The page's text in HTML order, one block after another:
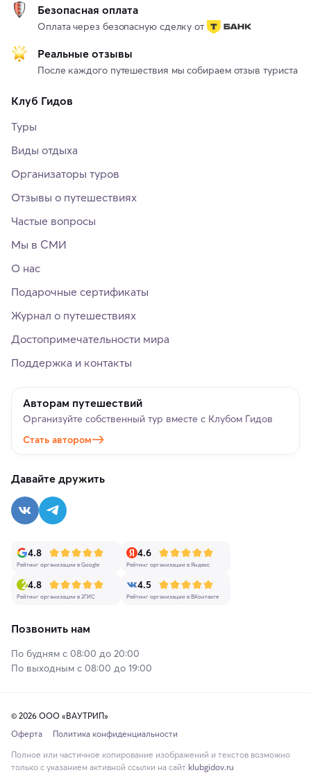
Безопасная оплата
Оплата через безопасную сделку от
Реальные отзывы
После каждого путешествия мы собираем отзыв туриста
Клуб Гидов
Туры
Виды отдыха
Организаторы туров
Отзывы о путешествиях
Частые вопросы
Мы в СМИ
О нас
Подарочные сертификаты
Журнал о путешествиях
Достопримечательности мира
Поддержка и контакты
Авторам путешествий
Организуйте собственный тур вместе с Клубом Гидов
Стать автором
Давайте дружить
4.8
Рейтинг организации в Google
4.6
Рейтинг организации в Яндекс
4.8
Рейтинг организации в 2ГИС
4.5
Рейтинг организации в ВКонтакте
Позвонить нам
По будням с 08:00 до 20:00
По выходным с 08:00 до 19:00
© 2026 ООО «ВАУТРИП»
Оферта
Политика конфиденциальности
Полное или частичное копирование изображений и текстов возможно
только с указанием активной ссылки на сайт klubgidov.ru